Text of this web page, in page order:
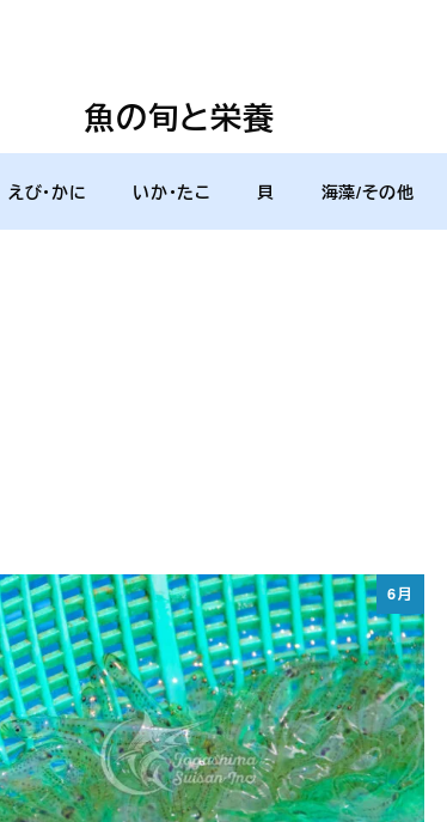
魚の旬と栄養
えび・かに いか・たこ 貝 海藻/その他
6月